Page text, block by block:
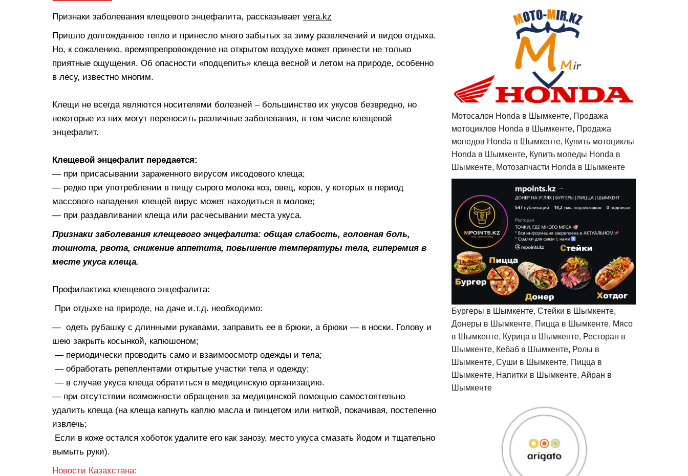
Признаки заболевания клещевого энцефалита, рассказывает vera.kz
Пришло долгожданное тепло и принесло много забытых за зиму развлечений и видов отдыха.
Но, к сожалению, времяпрепровождение на открытом воздухе может принести не только
приятные ощущения. Об опасности «подцепить» клеща весной и летом на природе, особенно
в лесу, известно многим.
Клещи не всегда являются носителями болезней – большинство их укусов безвредно, но
некоторые из них могут переносить различные заболевания, в том числе клещевой
энцефалит.
Клещевой энцефалит передается:
— при присасывании зараженного вирусом иксодового клеща;
— редко при употреблении в пищу сырого молока коз, овец, коров, у которых в период
массового нападения клещей вирус может находиться в молоке;
— при раздавливании клеща или расчесывании места укуса.
Признаки заболевания клещевого энцефалита: общая слабость, головная боль,
тошнота, рвота, снижение аппетита, повышение температуры тела, гиперемия в
месте укуса клеща.
Профилактика клещевого энцефалита:
При отдыхе на природе, на даче и.т.д. необходимо:
— одеть рубашку с длинными рукавами, заправить ее в брюки, а брюки — в носки. Голову и
шею закрыть косынкой, капюшоном;
— периодически проводить само и взаимоосмотр одежды и тела;
— обработать репеллентами открытые участки тела и одежду;
— в случае укуса клеща обратиться в медицинскую организацию.
— при отсутствии возможности обращения за медицинской помощью самостоятельно
удалить клеща (на клеща капнуть каплю масла и пинцетом или ниткой, покачивая, постепенно
извлечь;
Если в коже остался хоботок удалите его как занозу, место укуса смазать йодом и тщательно
вымыть руки).
Новости Казахстана:
Мотосалон Honda в Шымкенте, Продажа
мотоциклов Honda в Шымкенте, Продажа
мопедов Honda в Шымкенте, Купить мотоциклы
Honda в Шымкенте, Купить мопеды Honda в
Шымкенте, Мотозапчасти Honda в Шымкенте
Бургеры в Шымкенте, Стейки в Шымкенте,
Донеры в Шымкенте, Пицца в Шымкенте, Мясо
в Шымкенте, Курица в Шымкенте, Ресторан в
Шымкенте, Кебаб в Шымкенте, Ролы в
Шымкенте, Суши в Шымкенте, Пицца в
Шымкенте, Напитки в Шымкенте, Айран в
Шымкенте